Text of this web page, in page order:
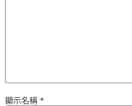
顯示名稱 *